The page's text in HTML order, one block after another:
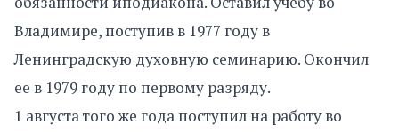
Владимире, поступив в 1977 году в
Ленинградскую духовную семинарию. Окончил
ее в 1979 году по первому разряду.
1 августа того же года поступил на работу во